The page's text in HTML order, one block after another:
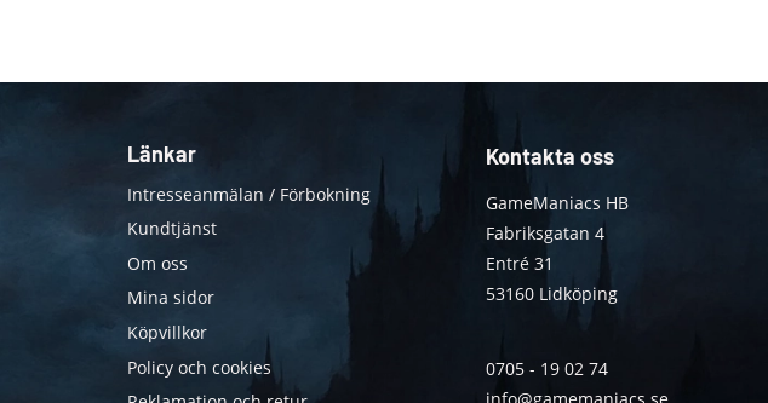
Länkar
Intresseanmälan / Förbokning
Kundtjänst
Om oss
Mina sidor
Köpvillkor
Policy och cookies
Kontakta oss
GameManiacs HB
Fabriksgatan 4
Entré 31
53160 Lidköping
0705 - 19 02 74